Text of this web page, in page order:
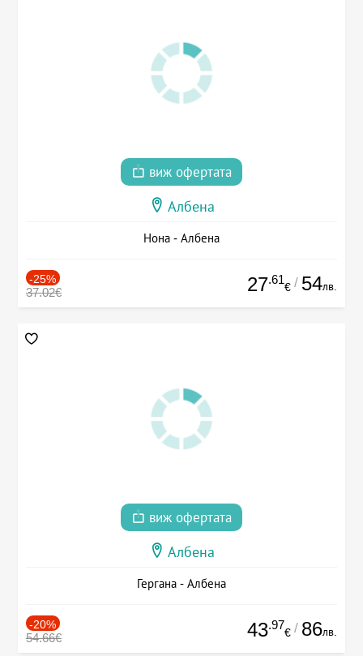
виж офертата
Албена
Нона - Албена
-25%
37.02€ 27.61
€ / 54лв.
виж офертата
Албена
Гергана - Албена
-20%
54.66€ 43.97
€ / 86лв.